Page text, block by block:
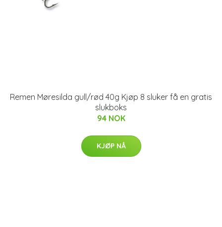
Remen Møresilda gull/rød 40g Kjøp 8 sluker få en gratis
slukboks
94 NOK
KJØP NÅ